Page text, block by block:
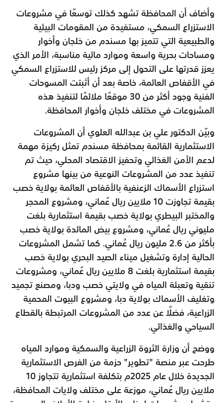
وأضاف أن المحافظة تشهد كذلك توسعًا في مشروعات
الاستزراع السمكي، مستفيدة من المقومات البيئية
والطبيعية التي تتميز بها مسندم من خلجان وأخوار
ومساحات بحرية واسعة وموارد مائية مناسبة، الأمر الذي
يعزز قدرتها على التحول إلى مركز رئيس للاستزراع السمكي
في الأقفاص العائمة، خاصة بعد أن أثبتت المسوحات
الفنية وجود أكثر من 30 موقعًا ملائمًا لتنفيذ هذه
المشروعات في مختلف خلجان وأخوار المحافظة.
وبيّن الدكتور علي بن عبدالله العلوي أن المشروعات
الاستثمارية القائمة بمحافظة مسندم تمثل ركيزة مهمة
لدعم الأمن الغذائي وتحفيز الاقتصاد المحلي، حيث تم
تنفيذ عدد من المشروعات النوعية من بينها مشروع
استزراع الأسماك الزعنفية بالأقفاص العائمة بولاية خصب
بقيمة تجاوزت 10 ملايين ريال عُماني، ومشروع المحجر
والمختبر البيطري بولاية خصب بقيمة استثمارية بلغت
مليوني ريال عُماني، ومشروع بيض المائدة بولاية خصب
بأكثر من 2.6 مليون ريال عُماني. كما تشمل المشروعات
الحالية إدارة وتشغيل ميناء الصيد البحري بولاية خصب
بقيمة استثمارية بلغت 8 ملايين ريال عُماني، ومشروعات
تنقية وتعبئة المياه في ولايتي خصب ودبا، ومصنع تجميد
وتغليف الأسماك بولاية دبا، ومشروع البيوت المحمية
الزراعية، فضلًا عن عدد من المشروعات المرتبطة بالقطاع
السياحي والغذائي.
ووضح أن وزارة الثروة الزراعية والسمكية وموارد المياه
طرحت عبر منصة "تطوير" حزمة من الفرص الاستثمارية
الجديدة خلال عام 2025م بتكلفة استثمارية تتجاوز 10
ملايين ريال عُماني، موزعة على مختلف ولايات المحافظة،